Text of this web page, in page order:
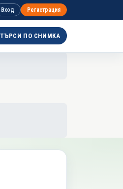
Вход Регистрация
ТЪРСИ ПО СНИМКА